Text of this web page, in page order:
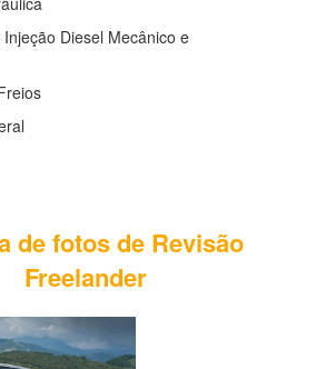
Diesel Mecânico e
de fotos de Revisão
Freelander